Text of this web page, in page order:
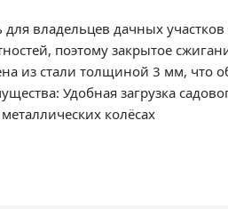
владельцев дачных
поэтому закрытое
из стали толщиной 3 мм, что
Удобная загрузка
колёсах